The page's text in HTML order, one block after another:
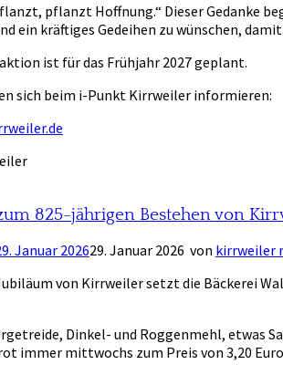
pflanzt Hoffnung.“ Dieser Gedanke
ein kräftiges Gedeihen zu wünschen,
ist für das Frühjahr 2027 geplant.
sich beim i-Punkt Kirrweiler informieren:
825-jährigen Bestehen von
Januar 202629. Januar 2026 von kirrweiler
von Kirrweiler setzt die Bäckerei
Dinkel- und Roggenmehl, etwas
immer mittwochs zum Preis von 3,20